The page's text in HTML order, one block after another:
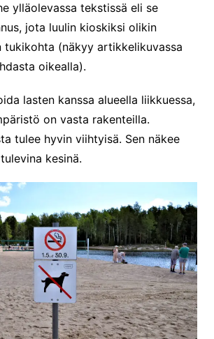
ylläolevassa tekstissä eli se
jota luulin kioskiksi olikin
tukikohta (näkyy artikkelikuvassa
oikealla).
lasten kanssa alueella liikkuessa,
on vasta rakenteilla.
tulee hyvin viihtyisä. Sen näkee
kesinä.